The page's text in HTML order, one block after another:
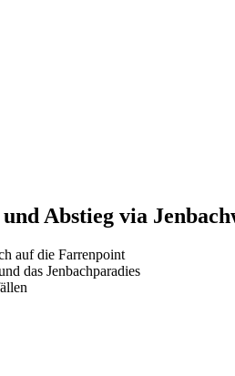
Abstieg via
auf die Farrenpoint
das Jenbachparadies